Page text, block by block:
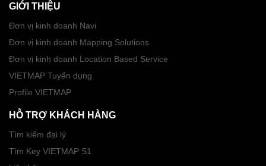
GIỚI THIỆU
Đơn vị kinh doanh Navi
Đơn vị kinh doanh Mapping Solutions
Đơn vị kinh doanh Location Based Service
VIETMAP Tuyển dụng
Profile VIETMAP
HỖ TRỢ KHÁCH HÀNG
Tìm kiếm đại lý
Tìm Key VIETMAP S1